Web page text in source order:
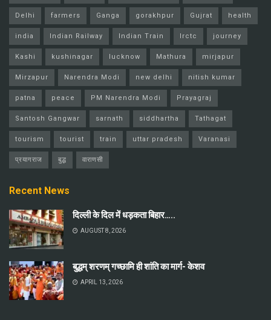
Delhi farmers Ganga gorakhpur Gujrat health
india Indian Railway Indian Train Irctc journey
Kashi kushinagar lucknow Mathura mirjapur
Mirzapur Narendra Modi new delhi nitish kumar
patna peace PM Narendra Modi Prayagraj
Santosh Gangwar sarnath siddhartha Tathagat
tourism tourist train uttar pradesh Varanasi
प्रयागराज बुद्ध वाराणसी
Recent News
दिल्ली के दिल में धड़कता बिहार…..
AUGUST 8, 2026
बुद्धम् शरणम् गच्छामि ही शांति का मार्ग- केशव
APRIL 13, 2026